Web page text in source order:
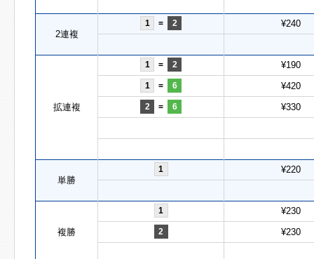
2連複
1 = 2 ¥240
拡連複
1 = 2 ¥190
1 = 6 ¥420
2 = 6 ¥330
単勝
1 ¥220
複勝
1 ¥230
2 ¥230